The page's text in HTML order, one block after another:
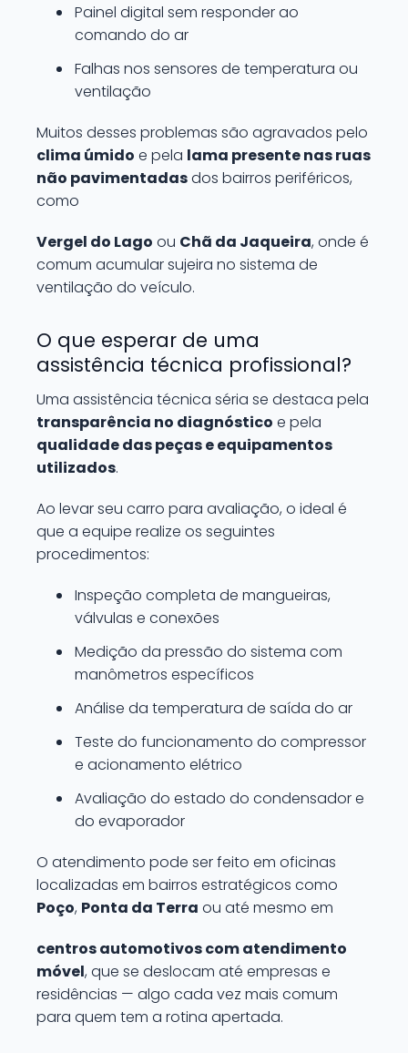
Painel digital sem responder ao
comando do ar
Falhas nos sensores de temperatura ou
ventilação
Muitos desses problemas são agravados pelo
clima úmido e pela lama presente nas ruas
não pavimentadasdos bairros periféricos,
como
Vergel do Lago ou Chã da Jaqueira, onde é
comum acumular sujeira no sistema de
ventilação do veículo.
O que esperar de uma
assistência técnica profissional?
Uma assistência técnica séria se destaca pela
transparência no diagnóstico e pela
qualidade das peças e equipamentos
utilizados.
Ao levar seu carro para avaliação, o ideal é
que a equipe realize os seguintes
procedimentos:
Inspeção completa de mangueiras,
válvulas e conexões
Medição da pressão do sistema com
manômetros específicos
Análise da temperatura de saída do ar
Teste do funcionamento do compressor
e acionamento elétrico
Avaliação do estado do condensador e
do evaporador
O atendimento pode ser feito em oficinas
localizadas em bairros estratégicos como
Poço, Ponta da Terra ou até mesmo em
centros automotivos com atendimento
móvel, que se deslocam até empresas e
residências — algo cada vez mais comum
para quem tem a rotina apertada.